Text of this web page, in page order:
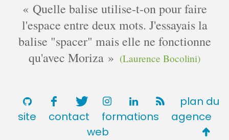
n
t
a
r
Quelle balise utilise-t-on pour faire
l'espace entre deux mots. J'essayais la
balise "spacer" mais elle ne fonctionne
qu'avec Moriza
(Laurence Bocolini)
plan du
site
contact formations
agence
web